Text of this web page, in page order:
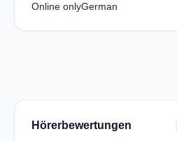
Online onlyGerman
Hörerbewertungen